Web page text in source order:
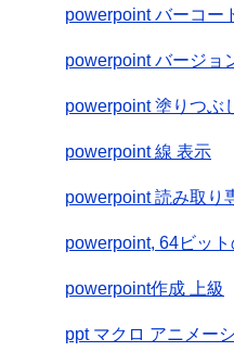
powerpoint バーコー
powerpoint バージョ
powerpoint 塗りつぶ
powerpoint 線 表示
powerpoint 読み取り
powerpoint, 64ビッ
powerpoint作成 上級
ppt マクロ アニメー